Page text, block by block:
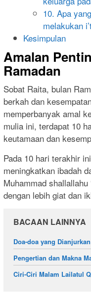
10. Apa
melakukan
Kesimpulan
Amalan
Ramadan
Sobat Raita, bulan
berkah dan
memperbanyak amal
mulia ini, terdapat 10
keutamaan dan
Pada 10 hari terakhir
meningkatkan ibadah
Muhammad
dengan lebih giat dan
BACAAN LAINNYA
Doa-doa yang
Pengertian dan Makna
Ciri-Ciri Malam Lailatul